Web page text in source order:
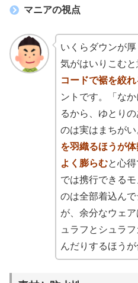
マニアの視点
いくらダウンが
気がはいりこむと
コードで裾を絞
ントです。「な
るから、ゆとり
のは実はまちがい
を羽織るほうが
よく膨らむと心
では携行できる
のは全部着込ん
が、余分なウェ
ュラフとシュラ
んだりするほうが